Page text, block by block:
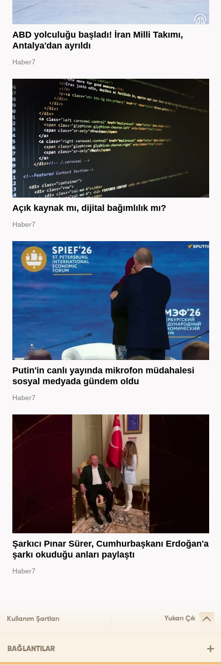
ABD yolculuğu başladı! İran Milli Takımı,
Antalya'dan ayrıldı
Haber7
Açık kaynak mı, dijital bağımlılık mı?
Haber7
Putin'in canlı yayında mikrofon müdahalesi
sosyal medyada gündem oldu
Haber7
Şarkıcı Pınar Sürer, Cumhurbaşkanı Erdoğan'a
şarkı okuduğu anları paylaştı
Haber7
Kullanım Şartları Yukarı Çık
BAĞLANTILAR